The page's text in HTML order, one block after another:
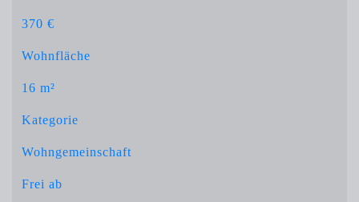
370 €
Wohnfläche
16 m²
Kategorie
Wohngemeinschaft
Frei ab